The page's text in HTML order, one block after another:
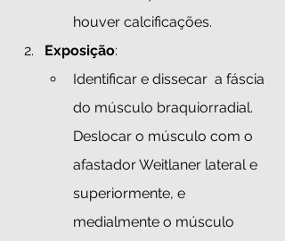
houver calcificações.
Exposição:
Identificar e dissecar  a fáscia
do músculo braquiorradial.
Deslocar o músculo com o
afastador Weitlaner lateral e
superiormente, e
medialmente o músculo